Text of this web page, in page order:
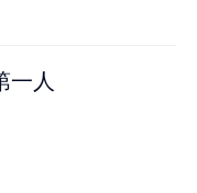
一人